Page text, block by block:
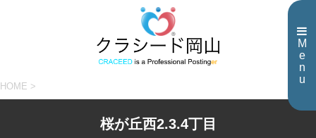
M
e
n
u
HOME >
桜が丘西2.3.4丁目